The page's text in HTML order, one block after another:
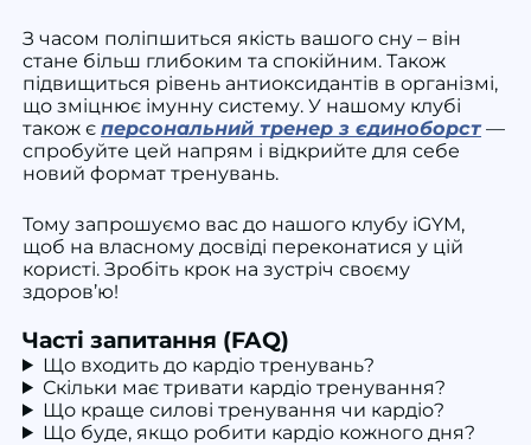
З часом поліпшиться якість вашого сну – він
стане більш глибоким та спокійним. Також
підвищиться рівень антиоксидантів в організмі,
що зміцнює імунну систему. У нашому клубі
також єперсональний тренер з єдиноборст—
спробуйте цей напрям і відкрийте для себе
новий формат тренувань.
Тому запрошуємо вас до нашого клубу iGYM,
щоб на власному досвіді переконатися у цій
користі. Зробіть крок на зустріч своєму
здоров’ю!
Часті запитання (FAQ)
Що входить до кардіо тренувань?
Скільки має тривати кардіо тренування?
Що краще силові тренування чи кардіо?
Що буде, якщо робити кардіо кожного дня?